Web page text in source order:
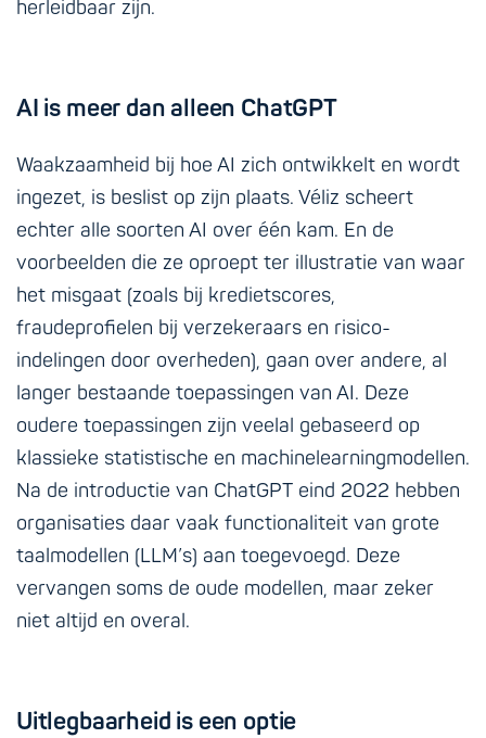
herleidbaar zijn.
AI is meer dan alleen ChatGPT
Waakzaamheid bij hoe AI zich ontwikkelt en wordt
ingezet, is beslist op zijn plaats. Véliz scheert
echter alle soorten AI over één kam. En de
voorbeelden die ze oproept ter illustratie van waar
het misgaat (zoals bij kredietscores,
fraudeprofielen bij verzekeraars en risico-
indelingen door overheden), gaan over andere, al
langer bestaande toepassingen van AI. Deze
oudere toepassingen zijn veelal gebaseerd op
klassieke statistische en machinelearningmodellen.
Na de introductie van ChatGPT eind 2022 hebben
organisaties daar vaak functionaliteit van grote
taalmodellen (LLM’s) aan toegevoegd. Deze
vervangen soms de oude modellen, maar zeker
niet altijd en overal.
Uitlegbaarheid is een optie